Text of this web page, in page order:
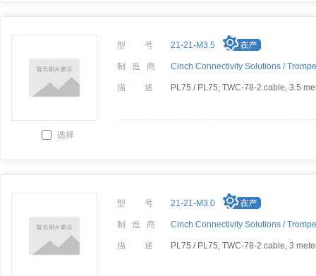
选择
型 号 21-21-M3.5
制 造 商 Cinch Connectivity Solutions /
描 述 PL75 / PL75, TWC-78-2 cable, 3.5
型 号 21-21-M3.0
制 造 商 Cinch Connectivity Solutions /
描 述 PL75 / PL75, TWC-78-2 cable, 3